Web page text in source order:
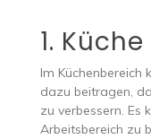
1. Küche
Im Küchenbereich
dazu beitragen,
zu verbessern. Es
Arbeitsbereich zu